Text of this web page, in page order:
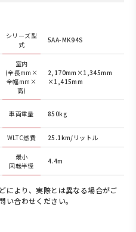
シリーズ型
式
5AA-MK94S
室内
(全長mm×
全幅mm×
高)
2,170mm×1,345mm
×1,415mm
車両重量 850kg
WLTC燃費 25.1km/リットル
最小
回転半径
4.4m
により、実際とは異なる場合がご
い合わせください。